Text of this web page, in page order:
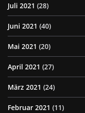
Juli 2021 (28)
Juni 2021 (40)
Mai 2021 (20)
April 2021 (27)
März 2021 (24)
Februar 2021 (11)